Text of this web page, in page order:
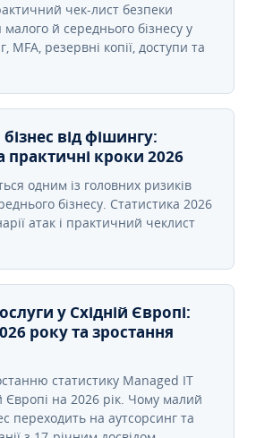
чек-лист безпеки
й середнього бізнесу у
MFA, резервні копії, доступи та
від фішингу:
практичні кроки 2026
одним із головних ризиків
бізнесу. Статистика 2026
атак і практичний чеклист
у Східній Європі:
року та зростання
статистику Managed IT
Європі на 2026 рік. Чому малий
переходить на аутсорсинг та